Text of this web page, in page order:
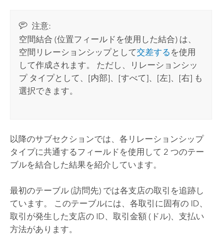
注意:
空間結合 (位置フィールドを使用した結合) は、
空間リレーションシップとして交差する を使用
して作成されます。 ただし、リレーションシッ
プ タイプとして、[内部]、[すべて]、[左]、[右] も
選択できます。
以降のサブセクションでは、各リレーションシップ
タイプに共通するフィールドを使用して 2 つのテー
ブルを結合した結果を紹介しています。
最初のテーブル (訪問先) では各支店の取引を追跡し
ています。 このテーブルには、各取引に固有の ID、
取引が発生した支店の ID、取引金額 (ドル)、支払い
方法があります。